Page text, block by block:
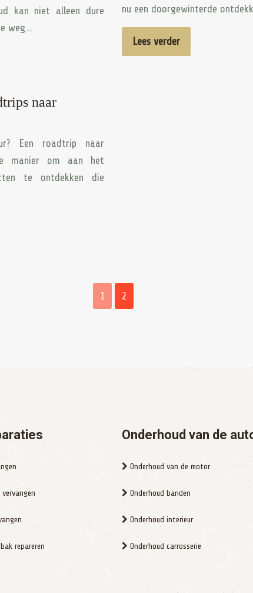
kan niet alleen dure
weg…
nu een doorgewinterde
Lees verder
naar
Een roadtrip naar
manier om aan het
te ontdekken die
1 2
vervangen
repareren
Onderhoud van de
Onderhoud van de motor
Onderhoud banden
Onderhoud interieur
Onderhoud carrosserie